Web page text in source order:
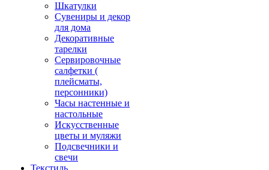
Шкатулки
Сувениры и декор
для дома
Декоративные
тарелки
Сервировочные
салфетки (
плейсматы,
персонники)
Часы настенные и
настольные
Искусственные
цветы и муляжи
Подсвечники и
свечи
Текстиль